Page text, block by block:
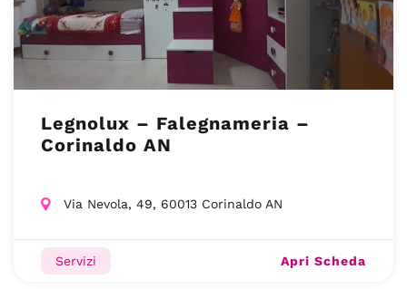
Legnolux – Falegnameria –
Corinaldo AN
Via Nevola, 49, 60013 Corinaldo AN
Servizi Apri Scheda